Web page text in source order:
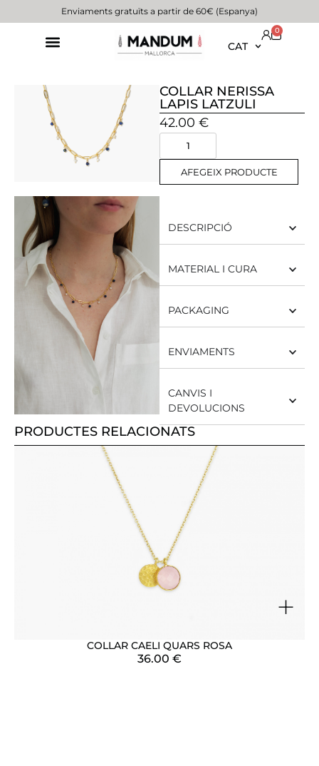
Enviaments gratuïts a partir de 60€ (Espanya)
CAT
0
COLLAR NERISSA
LAPIS LATZULI
42.00 €
AFEGEIX PRODUCTE
DESCRIPCIÓ
MATERIAL I CURA
PACKAGING
ENVIAMENTS
CANVIS I
DEVOLUCIONS
PRODUCTES RELACIONATS
+
COLLAR CAELI QUARS ROSA
36.00 €